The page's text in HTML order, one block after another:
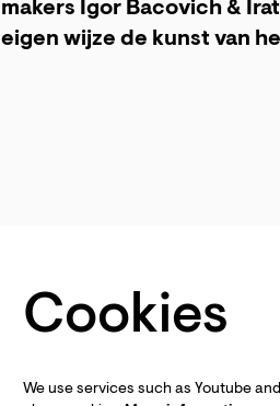
makers Igor Bacovich &
eigen wijze de kunst van
Cookies
We use services such as Youtube